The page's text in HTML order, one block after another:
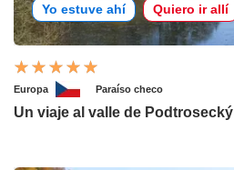
Yo estuve ahí Quiero ir allí
Europa Paraíso checo
Un viaje al valle de Podtrosecký